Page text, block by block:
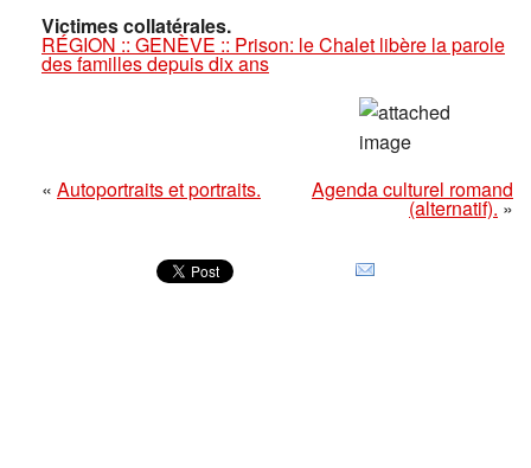
Victimes collatérales.
RÉGION :: GENÈVE :: Prison: le Chalet libère la parole
des familles depuis dix ans
« Autoportraits et portraits. Agenda culturel romand
(alternatif).»